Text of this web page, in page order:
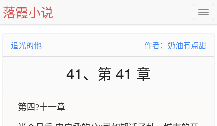
落霞小说
追光的他 作者：奶油有点甜
41、第 41 章
第四?十一章